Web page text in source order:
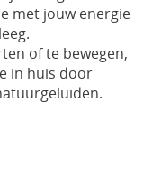
met jouw energie
of te bewegen,
in huis door